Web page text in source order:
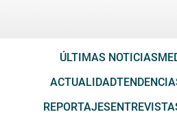
ÚLTIMAS NOTICIAS
ACTUALIDAD
REPORTAJES